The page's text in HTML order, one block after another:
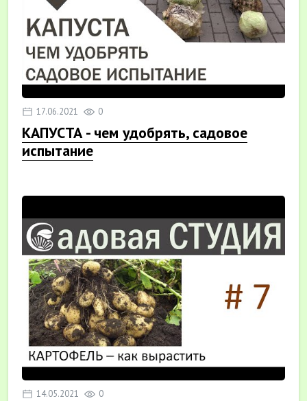
17.06.2021 0
КАПУСТА - чем удобрять, садовое
испытание
14.05.2021 0